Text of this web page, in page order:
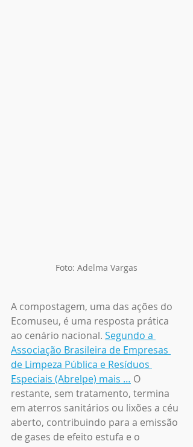
Foto: Adelma Vargas
A compostagem, uma das ações do
Ecomuseu, é uma resposta prática
ao cenário nacional. Segundo a
Associação Brasileira de Empresas
de Limpeza Pública e Resíduos
Especiais (Abrelpe) mais … O
restante, sem tratamento, termina
em aterros sanitários ou lixões a céu
aberto, contribuindo para a emissão
de gases de efeito estufa e o